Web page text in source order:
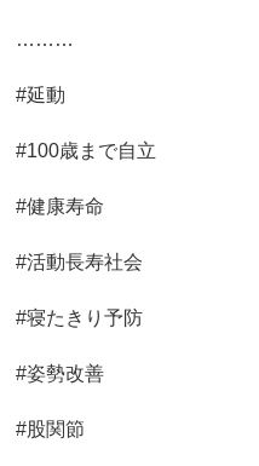
………
#延動
#100歳まで自立
#健康寿命
#活動長寿社会
#寝たきり予防
#姿勢改善
#股関節